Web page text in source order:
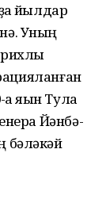
йылдар
Уның
яҡын Тула
Йәнбә­
бәләкәй